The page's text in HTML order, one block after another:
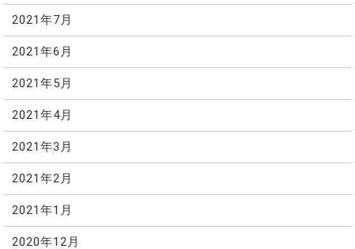
2021年7月
2021年6月
2021年5月
2021年4月
2021年3月
2021年2月
2021年1月
2020年12月